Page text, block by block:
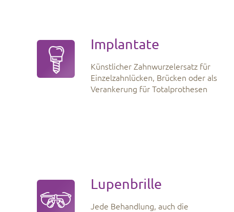
Implantate
Künstlicher Zahnwurzelersatz für
Einzelzahnlücken, Brücken oder als
Verankerung für Totalprothesen
Lupenbrille
Jede Behandlung, auch die